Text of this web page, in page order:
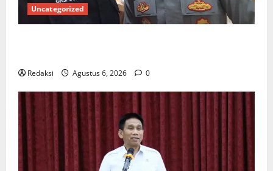
Uncategorized
Redaksi Agustus 6, 2026 0